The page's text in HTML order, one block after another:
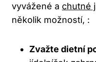
vyvážené a chutné
několik možností, :
Zvažte dietní